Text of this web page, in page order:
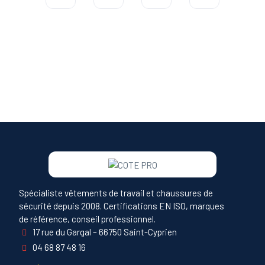
Spécialiste vêtements de travail et chaussures de
sécurité depuis 2008. Certifications EN ISO, marques
de référence, conseil professionnel.
17 rue du Gargal – 66750 Saint-Cyprien
04 68 87 48 16